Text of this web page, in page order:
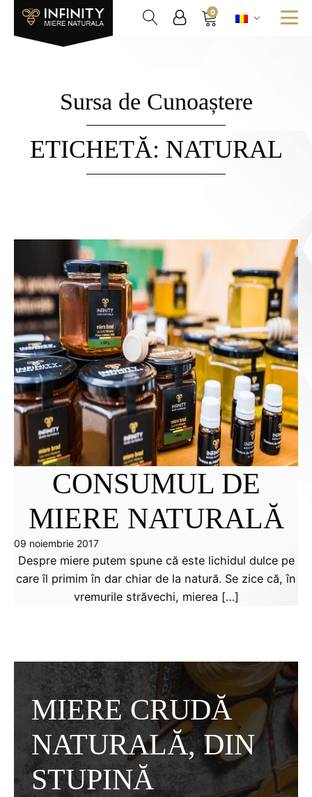
0
Sursa de Cunoaștere
ETICHETĂ: NATURAL
CONSUMUL DE
MIERE NATURALĂ
09 noiembrie 2017
Despre miere putem spune că este lichidul dulce pe
care îl primim în dar chiar de la natură. Se zice că, în
vremurile străvechi, mierea […]
MIERE CRUDĂ
NATURALĂ, DIN
STUPINĂ